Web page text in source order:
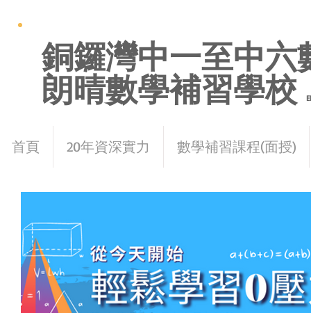
銅鑼灣中一至中六
朗晴數學補習學校
首頁 20年資深實力 數學補習課程(面授)